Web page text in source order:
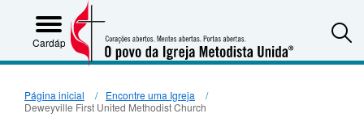
Cardápio
Página inicial
Encontre uma Igreja
Deweyville First United Methodist Church